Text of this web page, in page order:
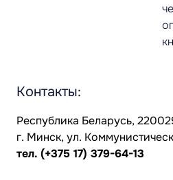
Контакты:
Республика Беларусь,
г. Минск, ул.
тел. (+375 17) 379-64-13